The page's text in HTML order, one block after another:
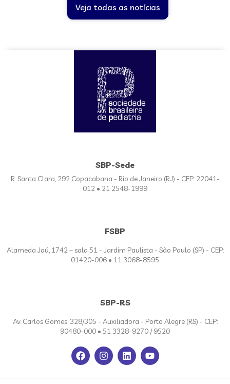
Veja todas as notícias
SBP-Sede
R. Santa Clara, 292 Copacabana - Rio de Janeiro (RJ) - CEP: 22041-
012 • 21 2548-1999
FSBP
Alameda Jaú, 1742 – sala 51 - Jardim Paulista - São Paulo (SP) - CEP:
01420-006 • 11 3068-8595
SBP-RS
Av. Carlos Gomes, 328/305 - Auxiliadora - Porto Alegre (RS) - CEP:
90480-000 • 51 3328-9270 / 9520